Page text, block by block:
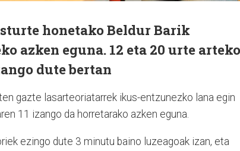
honetako Beldur Barik
azken eguna. 12 eta 20 urte arteko
dute bertan
gazte lasarteoriatarrek ikus-entzunezko lana egin
11 izango da horretarako azken eguna.
ezingo dute 3 minutu baino luzeagoak izan, eta